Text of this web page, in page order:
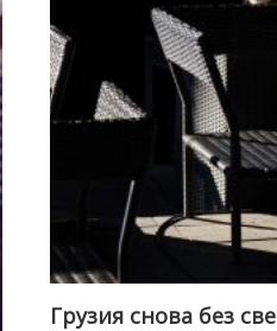
Грузия снова без